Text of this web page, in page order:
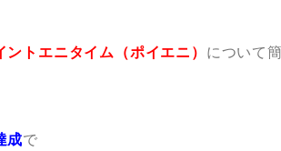
ントエニタイム（ポイエニ） について簡
成で